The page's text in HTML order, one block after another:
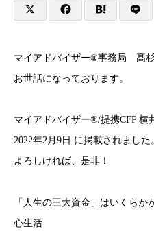
マイアドバイザー®︎事務局 髙杉
お世話になっております。
マイアドバイザー®/提携CFP 横
2022年2月9日 に掲載されました
よろしければ、是非！
「人生の三大資金」はいくら
心生活